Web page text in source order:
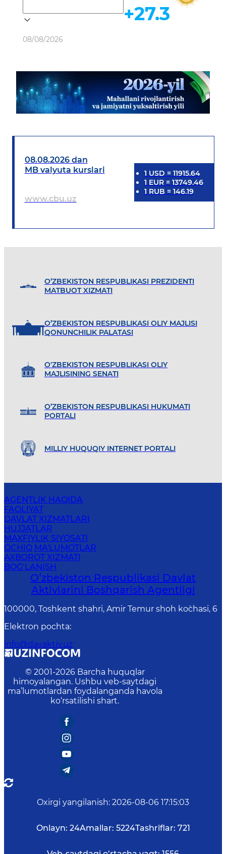
Ob-havo
08/08/2026
+27.3
08.08.2026 dan
MB valyuta kurslari
www.cbu.uz
1 USD = 11915.64
1 EUR= 13749.46
1 RUB = 146.19
O’ZBEKISTON RESPUBLIKASI PREZIDENTI
MATBUOT XIZMATI
O’ZBEKISTON RESPUBLIKASI OLIY MAJLISI
QONUNCHILIK PALATASI
O'ZBEKISTON RESPUBLIKASI OLIY
MAJLISINING SENATI
O’ZBEKISTON RESPUBLIKASI HUKUMATI
PORTALI
MILLIY HUQUQIY INTERNET PORTALI
AGENTLIK HAQIDA
FAOLIYAT
DAVLAT XIZMATLARI
HUJJATLAR
MAXFIYLIK SIYOSATI
OCHIQ MA'LUMOTLAR
AXBOROT XIZMATI
BOG‘LANISH
Oʻzbekiston Respublikasi Davlat
Aktivlarini Boshqarish Agentligi
100000, Toshkent shahri, Amir Temur shoh ko`chasi, 6
Elektron pochta:
info@davaktiv.uz
© 2001-2026 Barcha huquqlar
himoyalangan. Ushbu veb-saytdagi
ma’lumotlardan foydalanganda havola
ko‘rsatilishi shart.
Oxirgi yangilanish: 2026-08-06 17:15:03
Onlayn: 24Amallar: 5224Tashriflar: 721